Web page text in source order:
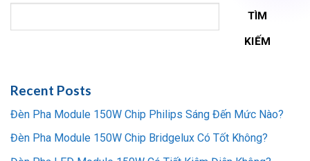
TÌM
KIẾM
Recent Posts
Đèn Pha Module 150W Chip Philips Sáng Đến Mức Nào?
Đèn Pha Module 150W Chip Bridgelux Có Tốt Không?